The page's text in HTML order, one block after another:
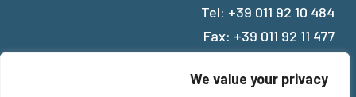
We value your privacy
Tel: +39 011 92 10 484
Fax: +39 011 92 11 477